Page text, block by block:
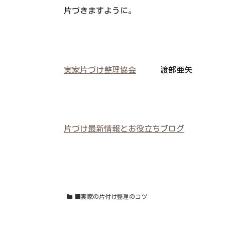
片づきますように。
実家片づけ整理協会 渡部亜矢
片づけ最新情報とお役立ちブログ
■実家の片付け整理のコツ